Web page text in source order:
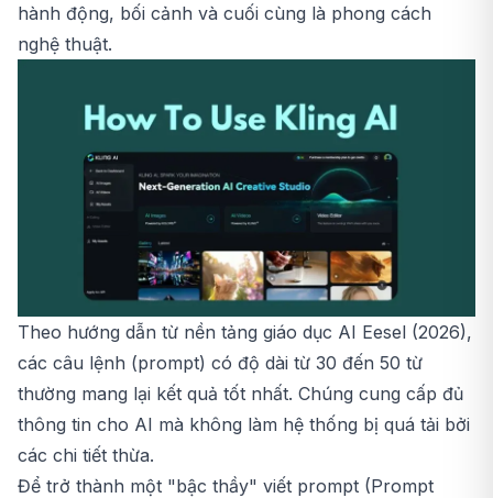
hành động, bối cảnh và cuối cùng là phong cách
nghệ thuật.
Theo hướng dẫn từ nền tảng giáo dục AI Eesel (2026),
các câu lệnh (prompt) có độ dài từ 30 đến 50 từ
thường mang lại kết quả tốt nhất. Chúng cung cấp đủ
thông tin cho AI mà không làm hệ thống bị quá tải bởi
các chi tiết thừa.
Để trở thành một "bậc thầy" viết prompt (Prompt